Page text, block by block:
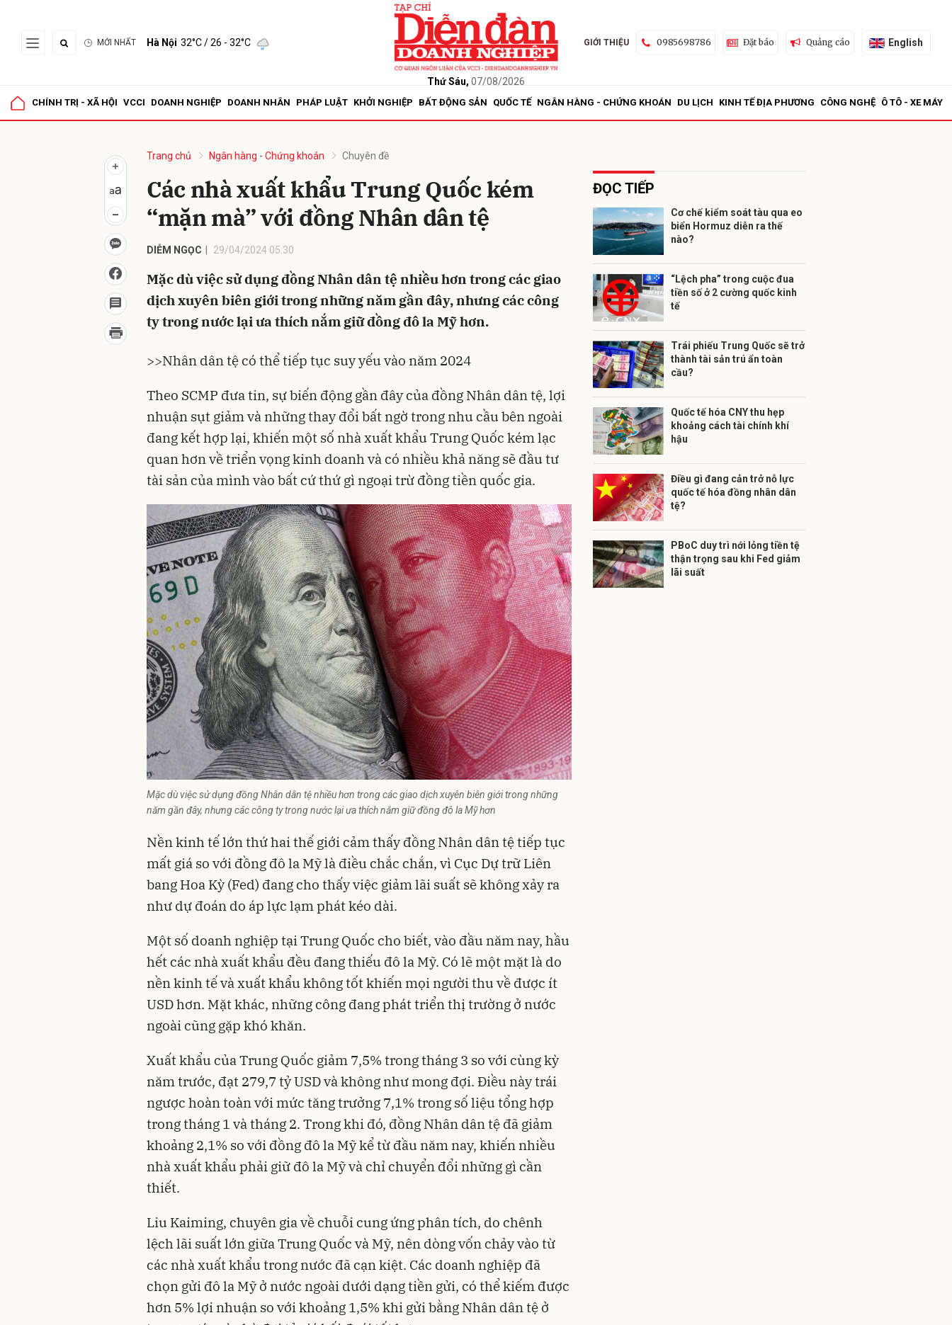
MỚI NHẤT Hà Nội 32°C/ 26 - 32°C
Thứ Sáu, 07/08/2026
GIỚI THIỆU 0985698786 Đặt báo Quảng cáo English
CHÍNH TRỊ - XÃ HỘI VCCI DOANH NGHIỆP DOANH NHÂN PHÁP LUẬT KHỞI NGHIỆP BẤT ĐỘNG SẢN QUỐC TẾ NGÂN HÀNG - CHỨNG KHOÁN DU LỊCH KINH TẾ ĐỊA PHƯƠNG CÔNG NGHỆ Ô TÔ - XE MÁY
Trang chủ Ngân hàng - Chứng khoán Chuyên đề
Các nhà xuất khẩu Trung Quốc kém
“mặn mà” với đồng Nhân dân tệ
DIỄM NGỌC 29/04/2024 05:30
Mặc dù việc sử dụng đồng Nhân dân tệ nhiều hơn trong các giao
dịch xuyên biên giới trong những năm gần đây, nhưng các công
ty trong nước lại ưa thích nắm giữ đồng đô la Mỹ hơn.
>>Nhân dân tệ có thể tiếp tục suy yếu vào năm 2024
Theo SCMP đưa tin, sự biến động gần đây của đồng Nhân dân tệ, lợi
nhuận sụt giảm và những thay đổi bất ngờ trong nhu cầu bên ngoài
đang kết hợp lại, khiến một số nhà xuất khẩu Trung Quốc kém lạc
quan hơn về triển vọng kinh doanh và có nhiều khả năng sẽ đầu tư
tài sản của mình vào bất cứ thứ gì ngoại trừ đồng tiền quốc gia.
Mặc dù việc sử dụng đồng Nhân dân tệ nhiều hơn trong các giao dịch xuyên biên giới trong những
năm gần đây, nhưng các công ty trong nước lại ưa thích nắm giữ đồng đô la Mỹ hơn
Nền kinh tế lớn thứ hai thế giới cảm thấy đồng Nhân dân tệ tiếp tục
mất giá so với đồng đô la Mỹ là điều chắc chắn, vì Cục Dự trữ Liên
bang Hoa Kỳ (Fed) đang cho thấy việc giảm lãi suất sẽ không xảy ra
như dự đoán do áp lực lạm phát kéo dài.
Một số doanh nghiệp tại Trung Quốc cho biết, vào đầu năm nay, hầu
hết các nhà xuất khẩu đều đang thiếu đô la Mỹ. Có lẽ một mặt là do
nền kinh tế và xuất khẩu không tốt khiến mọi người thu về được ít
USD hơn. Mặt khác, những công đang phát triển thị trường ở nước
ngoài cũng gặp khó khăn.
Xuất khẩu của Trung Quốc giảm 7,5% trong tháng 3 so với cùng kỳ
năm trước, đạt 279,7 tỷ USD và không như mong đợi. Điều này trái
ngược hoàn toàn với mức tăng trưởng 7,1% trong số liệu tổng hợp
trong tháng 1 và tháng 2. Trong khi đó, đồng Nhân dân tệ đã giảm
khoảng 2,1% so với đồng đô la Mỹ kể từ đầu năm nay, khiến nhiều
nhà xuất khẩu phải giữ đô la Mỹ và chỉ chuyển đổi những gì cần
thiết.
Liu Kaiming, chuyên gia về chuỗi cung ứng phân tích, do chênh
lệch lãi suất lớn giữa Trung Quốc và Mỹ, nên dòng vốn chảy vào từ
các nhà xuất khẩu trong nước đã cạn kiệt. Các doanh nghiệp đã
chọn gửi đô la Mỹ ở nước ngoài dưới dạng tiền gửi, có thể kiếm được
hơn 5% lợi nhuận so với khoảng 1,5% khi gửi bằng Nhân dân tệ ở
ĐỌC TIẾP
Cơ chế kiểm soát tàu qua eo
biển Hormuz diễn ra thế
nào?
“Lệch pha” trong cuộc đua
tiền số ở 2 cường quốc kinh
tế
Trái phiếu Trung Quốc sẽ trở
thành tài sản trú ẩn toàn
cầu?
Quốc tế hóa CNY thu hẹp
khoảng cách tài chính khí
hậu
Điều gì đang cản trở nỗ lực
quốc tế hóa đồng nhân dân
tệ?
PBoC duy trì nới lỏng tiền tệ
thận trọng sau khi Fed giảm
lãi suất
Gửi